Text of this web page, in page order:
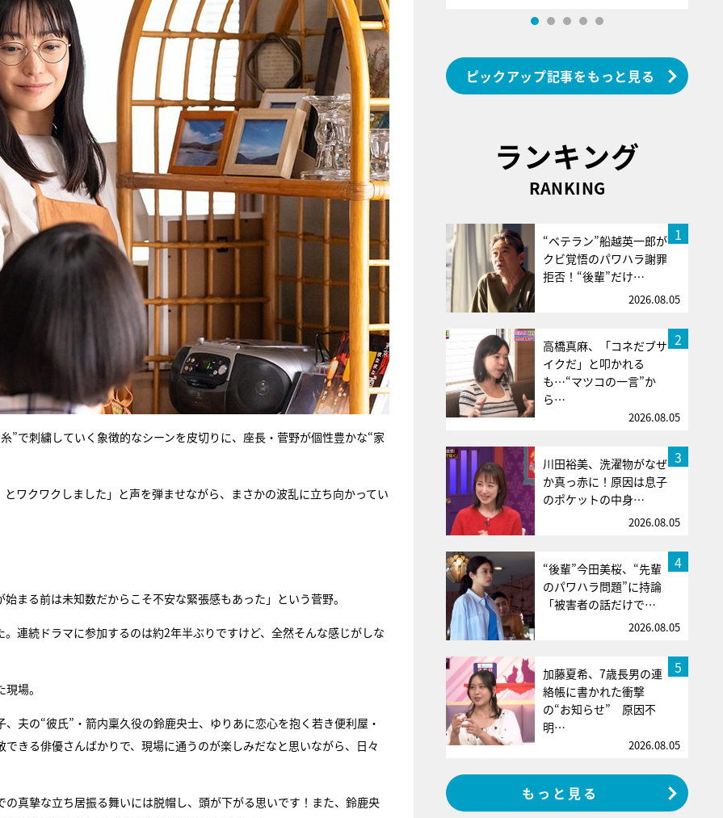
”で刺繍していく象徴的なシーンを皮切りに、座長・菅野が個性豊かな“家
ワクワクしました」と声を弾ませながら、まさかの波乱に立ち向かってい
まる前は未知数だからこそ不安な緊張感もあった」という菅野。
連続ドラマに参加するのは約2年半ぶりですけど、全然そんな感じがしな
場。
夫の“彼氏”・箭内稟久役の鈴鹿央士、ゆりあに恋心を抱く若き便利屋・
きる俳優さんばかりで、現場に通うのが楽しみだなと思いながら、日々
真摯な立ち居振る舞いには脱帽し、頭が下がる思いです！また、鈴鹿央
ピックアップ記事をもっと見る
ランキング
RANKING
1
“ベテラン”船越英一郎が
クビ覚悟のパワハラ謝罪
拒否！“後輩”だけ…
2026.08.05
2
高橋真麻、「コネだブサ
イクだ」と叩かれる
も…“マツコの一言”か
ら…
2026.08.05
3
川田裕美、洗濯物がなぜ
か真っ赤に！原因は息子
のポケットの中身…
2026.08.05
4
“後輩”今田美桜、“先輩
のパワハラ問題”に持論
「被害者の話だけで…
2026.08.05
5
加藤夏希、7歳長男の連
絡帳に書かれた衝撃
の“お知らせ” 原因不
明…
2026.08.05
もっと見る